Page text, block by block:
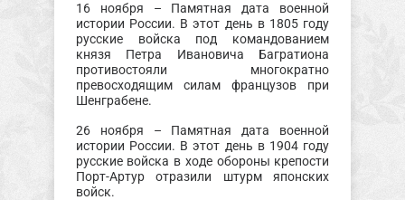
16 ноября – Памятная дата военной
истории России. В этот день в 1805 году
русские войска под командованием
князя Петра Ивановича Багратиона
противостояли многократно
превосходящим силам французов при
Шенграбене.
26 ноября – Памятная дата военной
истории России. В этот день в 1904 году
русские войска в ходе обороны крепости
Порт-Артур отразили штурм японских
войск.